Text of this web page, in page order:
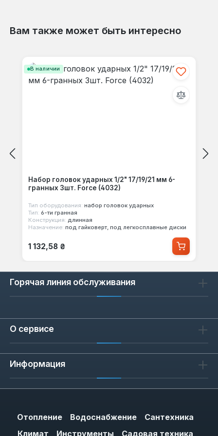
Вам также может быть интересно
В наличии
Набор головок ударных 1/2" 17/19/21 мм 6-
гранных 3шт. Force (4032)
Тип оборудования: набор головок ударных
Тип: 6-ти гранная
Конструкция: длинная
Назначение: под гайковерт, под легкосплавные диски
Обычная цена:
1 132,58 ₴
Горячая линия обслуживания
О сервисе
Информация
Отопление Водоснабжение
Сантехника
Климат
Инструменты Садовая техника